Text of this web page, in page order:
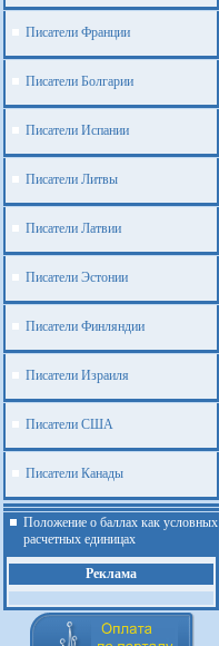
Писатели Франции
Писатели Болгарии
Писатели Испании
Писатели Литвы
Писатели Латвии
Писатели Эстонии
Писатели Финляндии
Писатели Израиля
Писатели США
Писатели Канады
Положение о баллах как условных
расчетных единицах
Реклама